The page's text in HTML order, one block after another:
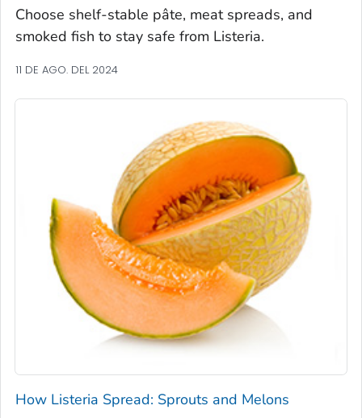
Choose shelf-stable pâte, meat spreads, and
smoked fish to stay safe from Listeria.
11 DE AGO. DEL 2024
How Listeria Spread: Sprouts and Melons